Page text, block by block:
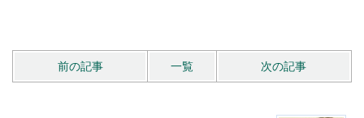
前の記事 一覧 次の記事